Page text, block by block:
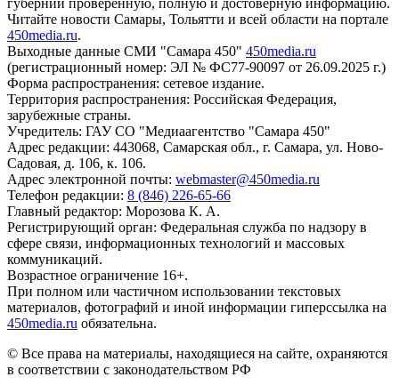
губернии проверенную, полную и достоверную информацию.
Читайте новости Самары, Тольятти и всей области на портале
450media.ru.
Выходные данные СМИ "Самара 450" 450media.ru
(регистрационный номер: ЭЛ № ФС77-90097 от 26.09.2025 г.)
Форма распространения: сетевое издание.
Территория распространения: Российская Федерация,
зарубежные страны.
Учредитель: ГАУ СО "Медиаагентство "Самара 450"
Адрес редакции: 443068, Самарская обл., г. Самара, ул. Ново-
Садовая, д. 106, к. 106.
Адрес электронной почты: webmaster@450media.ru
Телефон редакции: 8 (846) 226-65-66
Главный редактор: Морозова К. А.
Регистрирующий орган: Федеральная служба по надзору в
сфере связи, информационных технологий и массовых
коммуникаций.
Возрастное ограничение 16+.
При полном или частичном использовании текстовых
материалов, фотографий и иной информации гиперссылка на
450media.ru обязательна.
© Все права на материалы, находящиеся на сайте, охраняются
в соответствии с законодательством РФ